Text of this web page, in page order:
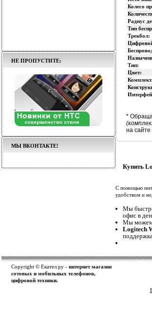
НЕ ПРОПУСТИТЕ:
МЫ ВКОНТАКТЕ!
Колесо
Радиус
Тип
Трекбол:
Тип:
Цвет:
*
на
Купить
С помощью
удобством и
Мы
офис в
Мы
Logitech
Copyright © Екател.ру - интернет магазин
сотовых и мобильных телефонов,
цифровой техники.